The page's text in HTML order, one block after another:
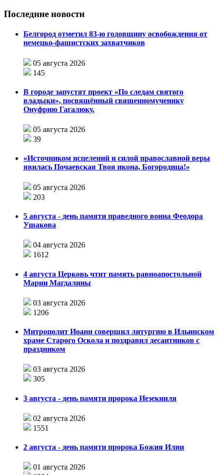
Последние новости
Белгород отметил 83-ю годовщину освобождения от
немецко-фашистских захватчиков
05 августа 2026
145
В городе запустят проект «По следам святого
владыки», посвящённый священномученику
Онуфрию Гагалюку.
05 августа 2026
39
«Источником исцелений и силой православной веры
явилась Почаевская Твоя икона, Богородица!»
05 августа 2026
203
5 августа - день памяти праведного воина Феодора
Ушакова
04 августа 2026
1612
4 августа Церковь чтит память равноапостольной
Марии Магдалины
03 августа 2026
1206
Митрополит Иоанн совершил литургию в Ильинском
храме Старого Оскола и поздравил десантников с
праздником
03 августа 2026
305
3 августа - день памяти пророка Иезекииля
02 августа 2026
1551
2 августа - день памяти пророка Божия Илии
01 августа 2026